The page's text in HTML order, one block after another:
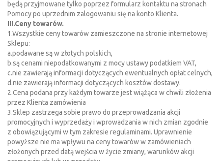
będą przyjmowane tylko poprzez formularz kontaktu na stronach
Pomocy po uprzednim zalogowaniu się na konto Klienta.
III.Ceny towarów.
1.Wszystkie ceny towarów zamieszczone na stronie internetowej
Sklepu:
a.podawane są w złotych polskich,
b.są cenami niepodatkowanymi z mocy ustawy podatkiem VAT,
c.nie zawierają informacji dotyczących ewentualnych opłat celnych,
d.nie zawierają informacji dotyczących kosztów dostawy.
2.Cena podana przy każdym towarze jest wiążąca w chwili złożenia
przez Klienta zamówienia
3.Sklep zastrzega sobie prawo do przeprowadzania akcji
promocyjnych i wyprzedaży i wprowadzania w nich zmian zgodnie
z obowiązującymi w tym zakresie regulaminami. Uprawnienie
powyższe nie ma wpływu na ceny towarów w zamówieniach
złożonych przed datą wejścia w życie zmiany, warunków akcji